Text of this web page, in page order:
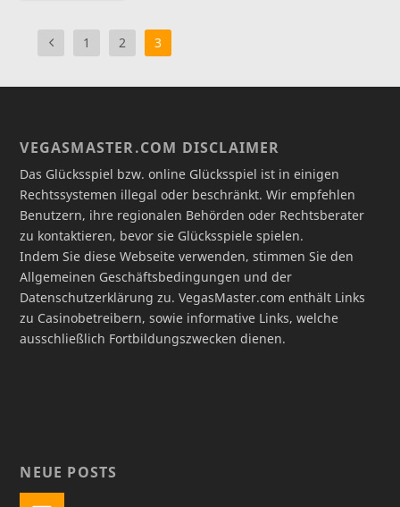
1 2 3
VEGASMASTER.COM DISCLAIMER
Das Glücksspiel bzw. online Glücksspiel ist in einigen
Rechtssystemen illegal oder beschränkt. Wir empfehlen
Benutzern, ihre regionalen Behörden oder Rechtsberater
zu kontaktieren, bevor sie Glücksspiele spielen.
Indem Sie diese Webseite verwenden, stimmen Sie den
Allgemeinen Geschäftsbedingungen und der
Datenschutzerklärung zu. VegasMaster.com enthält Links
zu Casinobetreibern, sowie informative Links, welche
ausschließlich Fortbildungszwecken dienen.
NEUE POSTS